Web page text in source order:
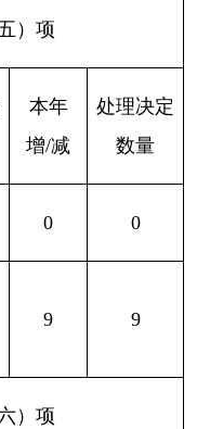
）项
本年
增/减
处理决定
数量
0 0
9 9
）项